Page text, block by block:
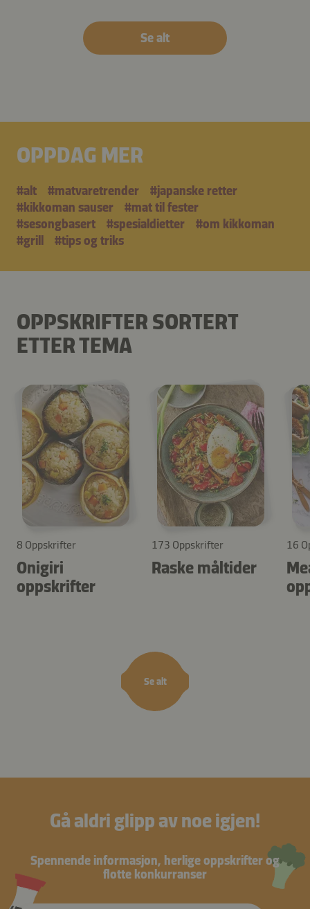
Se alt
OPPDAG MER
#alt #matvaretrender
#japanske retter
#kikkoman sauser
#mat til fester
#sesongbasert
#spesialdietter
#om kikkoman
#grill
#tips og triks
OPPSKRIFTER SORTERT
ETTER TEMA
Se alt
8 Oppskrifter
Onigiri
oppskrifter
173 Oppskrifter
Raske måltider
16
Gå aldri glipp av noe igjen!
Spennende informasjon, herlige oppskrifter og
flotte konkurranser